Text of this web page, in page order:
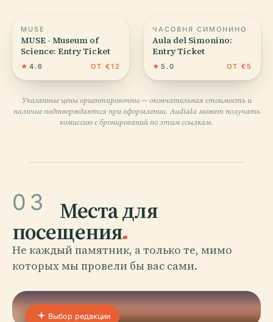
MUSE
MUSE - Museum of
Science: Entry Ticket
★ 4.6 ОТ €12
ЧАСОВНЯ СИМОНИНО
Aula del Simonino:
Entry Ticket
★ 5.0 ОТ €5
Указанные цены ориентировочны — окончательная стоимость и
наличие подтверждаются при оформлении. Audiala может получать
комиссию с бронирований по этим ссылкам.
03 Места для
посещения.
Не каждый памятник, а только те, мимо
которых мы провели бы вас сами.
Выбор редакции